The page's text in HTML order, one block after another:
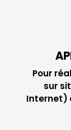
Pour
sur
Internet)